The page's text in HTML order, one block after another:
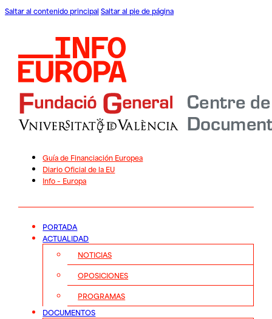
Saltar al contenido principal Saltar al pie de página
Guía de Financiación Europea
Diario Oficial de la EU
Info – Europa
PORTADA
ACTUALIDAD
NOTICIAS
OPOSICIONES
PROGRAMAS
DOCUMENTOS